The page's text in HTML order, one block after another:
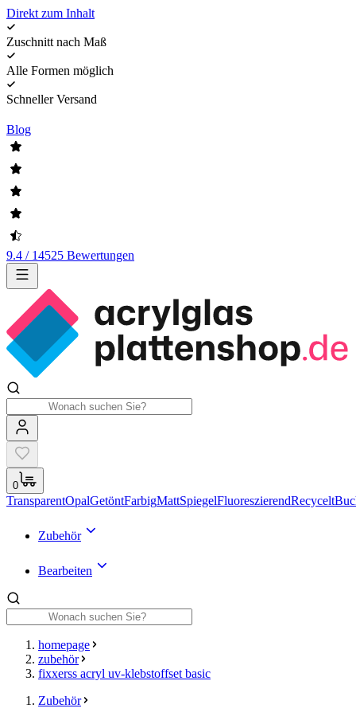
Direkt zum Inhalt
Zuschnitt nach Maß
Alle Formen möglich
Schneller Versand
Blog
9.4 / 14525 Bewertungen
0
TransparentOpalGetöntFarbigMattSpiegelFluoreszierendRecycelt
Zubehör
Bearbeiten
homepage
zubehör
fixxerss acryl uv-klebstoffset basic
Zubehör